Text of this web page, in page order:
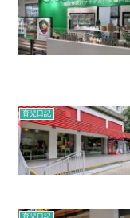
育児日記